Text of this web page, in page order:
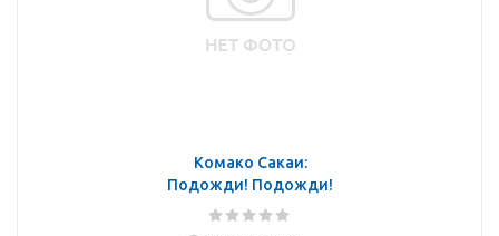
Комако Сакаи:
Подожди! Подожди!